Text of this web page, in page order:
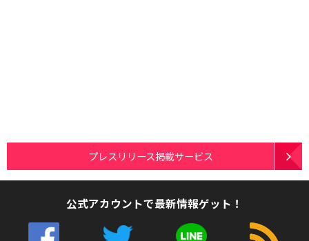
プレスリリース掲載サービス
公式アカウントで最新情報ゲット！